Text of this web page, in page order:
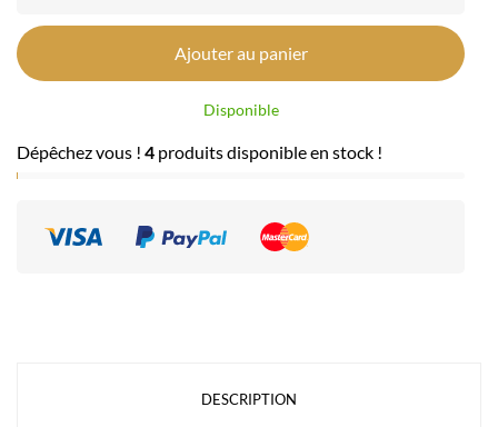
Ajouter au panier
Disponible
Dépêchez vous ! 4 produits disponible en stock !
DESCRIPTION